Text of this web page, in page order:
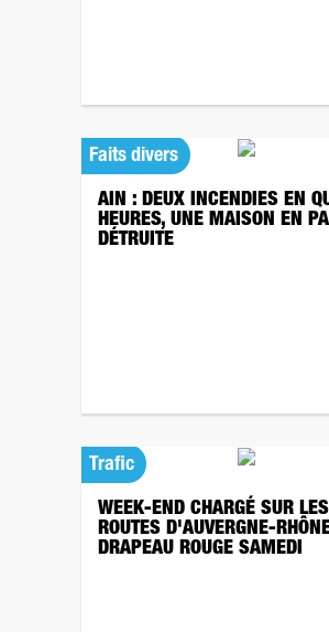
Faits divers
AIN : DEUX INCENDIES EN
HEURES, UNE MAISON EN
DÉTRUITE
Trafic
WEEK-END CHARGÉ SUR LES
ROUTES D'AUVERGNE-
DRAPEAU ROUGE SAMEDI